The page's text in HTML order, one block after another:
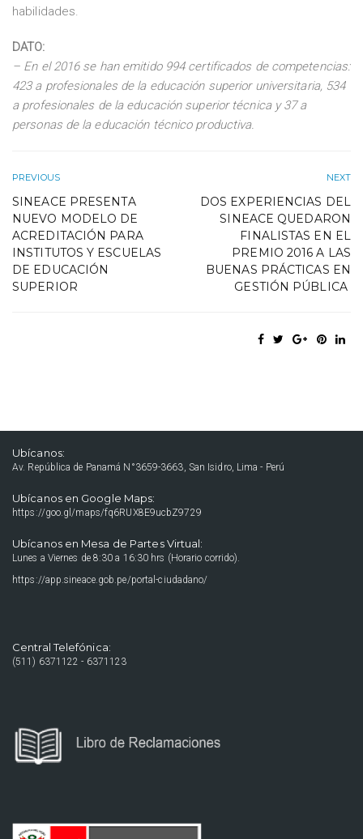
habilidades.
DATO:
– En el 2016 se han emitido 994 certificados de competencias:
423 a profesionales de la educación superior universitaria, 534
a profesionales de la educación superior técnica y 37 a
personas de la educación técnico productiva.
PREVIOUS
SINEACE PRESENTA
NUEVO MODELO DE
ACREDITACIÓN PARA
INSTITUTOS Y ESCUELAS
DE EDUCACIÓN
SUPERIOR
NEXT
DOS EXPERIENCIAS DEL
SINEACE QUEDARON
FINALISTAS EN EL
PREMIO 2016 A LAS
BUENAS PRÁCTICAS EN
GESTIÓN PÚBLICA
Ubícanos:
Av. República de Panamá N°3659-3663, San Isidro, Lima - Perú
Ubícanos en Google Maps:
https://goo.gl/maps/fq6RUX8E9ucbZ9729
Ubícanos en Mesa de Partes Virtual:
Lunes a Viernes de 8:30 a 16:30 hrs (Horario corrido).
https://app.sineace.gob.pe/portal-ciudadano/
Central Telefónica:
(511) 6371122 - 6371123